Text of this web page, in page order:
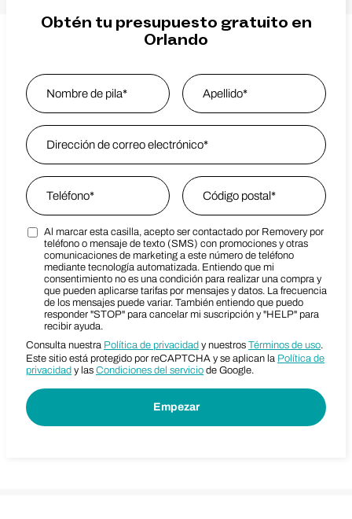
Obtén tu presupuesto gratuito en
Orlando
Name
Nombre
Email Address
Phone Zip Code
Zip Code
Marketing SMS Consent Terms
Al marcar esta casilla, acepto ser contactado por Removery por
teléfono o mensaje de texto (SMS) con promociones y otras
comunicaciones de marketing a este número de teléfono
mediante tecnología automatizada. Entiendo que mi
consentimiento no es una condición para realizar una compra y
que pueden aplicarse tarifas por mensajes y datos. La frecuencia
de los mensajes puede variar. También entiendo que puedo
responder "STOP" para cancelar mi suscripción y "HELP" para
recibir ayuda.
Consulta nuestra Política de privacidad y nuestros Términos de uso.
Este sitio está protegido por reCAPTCHA y se aplican la Política de
privacidad y las Condiciones del servicio de Google.